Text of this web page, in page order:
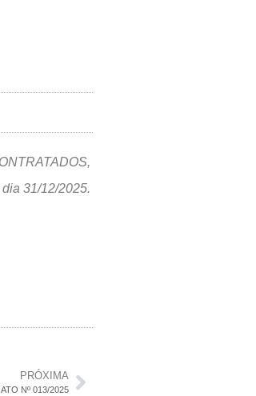
31/12/2025.
PRÓXIMA
Nº 013/2025